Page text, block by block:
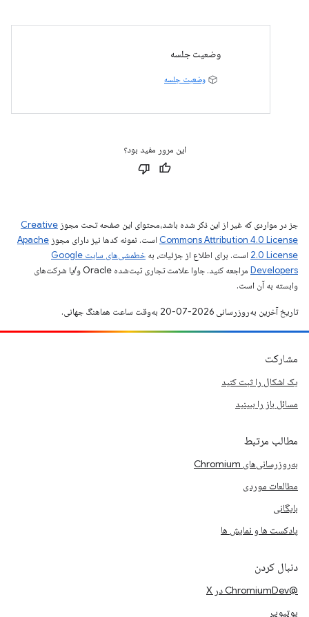
وضعیت جلسه
وضعیت جلسه
این مرور مفید بود؟
جز در مواردی که غیر از این ذکر شده باشد،‌محتوای این صفحه تحت مجوز Creative
Commons Attribution 4.0 License است. نمونه کدها نیز دارای مجوز Apache
2.0 License است. برای اطلاع از جزئیات، به
خطمشی‌های سایت Google
Developers‏
مراجعه کنید. جاوا علامت تجاری ثبت‌شده Oracle و/یا شرکت‌های
وابسته به آن است.
تاریخ آخرین به‌روزرسانی 2026-07-20 به‌وقت ساعت هماهنگ جهانی.
مشارکت
یک اشکال را ثبت کنید
مسائل باز را ببینید
مطالب مرتبط
به‌روزرسانی‌های Chromium
مطالعات موردی
بایگانی
پادکست ها و نمایش ها
دنبال کردن
@ChromiumDev در X
یوتیوب